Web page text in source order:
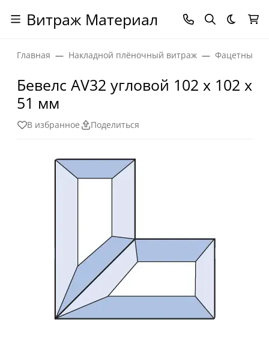
Витраж Материал Темная
Главная Накладной плёночный витраж Фацетные
Бевелс AV32 угловой 102 х 102 х
51 мм
В избранное Поделиться